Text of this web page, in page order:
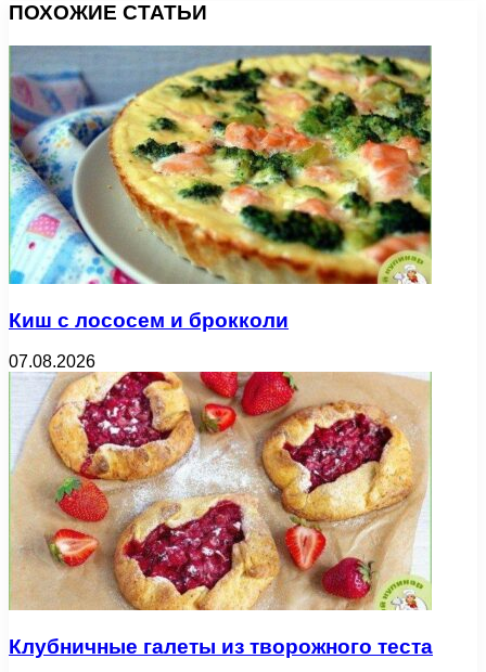
ПОХОЖИЕ СТАТЬИ
Киш с лососем и брокколи
07.08.2026
Клубничные галеты из творожного теста